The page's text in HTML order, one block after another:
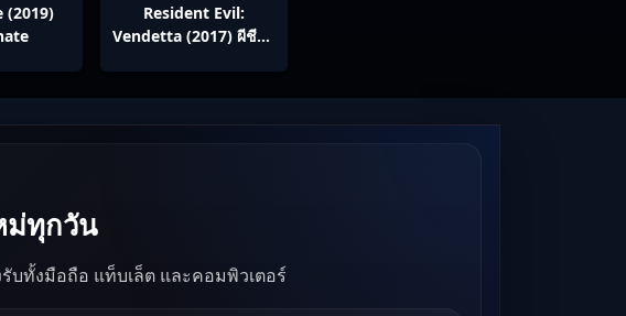
(2019)
Resident Evil:
Vendetta (2017) ผีชีวะ
ม่ทุกวัน
บทั้งมือถือ แท็บเล็ต และคอมพิวเตอร์